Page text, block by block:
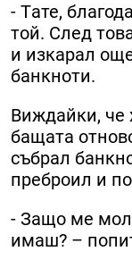
- Tате,
той. След
и изкарал
банкноти.
Виждайки, че
бащата
събрал
преброил и
- Защо ме
имаш? –